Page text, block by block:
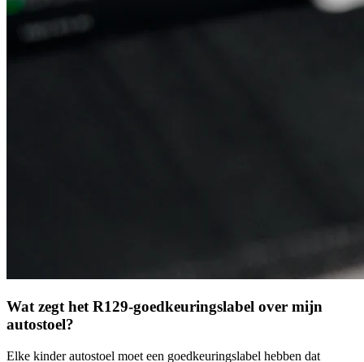
Wat zegt het R129-goedkeuringslabel over mijn
autostoel?
Elke kinder autostoel moet een goedkeuringslabel hebben dat